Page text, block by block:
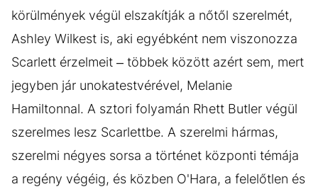
körülmények végül elszakítják a nőtől szerelmét,
Ashley Wilkest is, aki egyébként nem viszonozza
Scarlett érzelmeit – többek között azért sem, mert
jegyben jár unokatestvérével, Melanie
Hamiltonnal. A sztori folyamán Rhett Butler végül
szerelmes lesz Scarlettbe. A szerelmi hármas,
szerelmi négyes sorsa a történet központi témája
a regény végéig, és közben O'Hara, a felelőtlen és